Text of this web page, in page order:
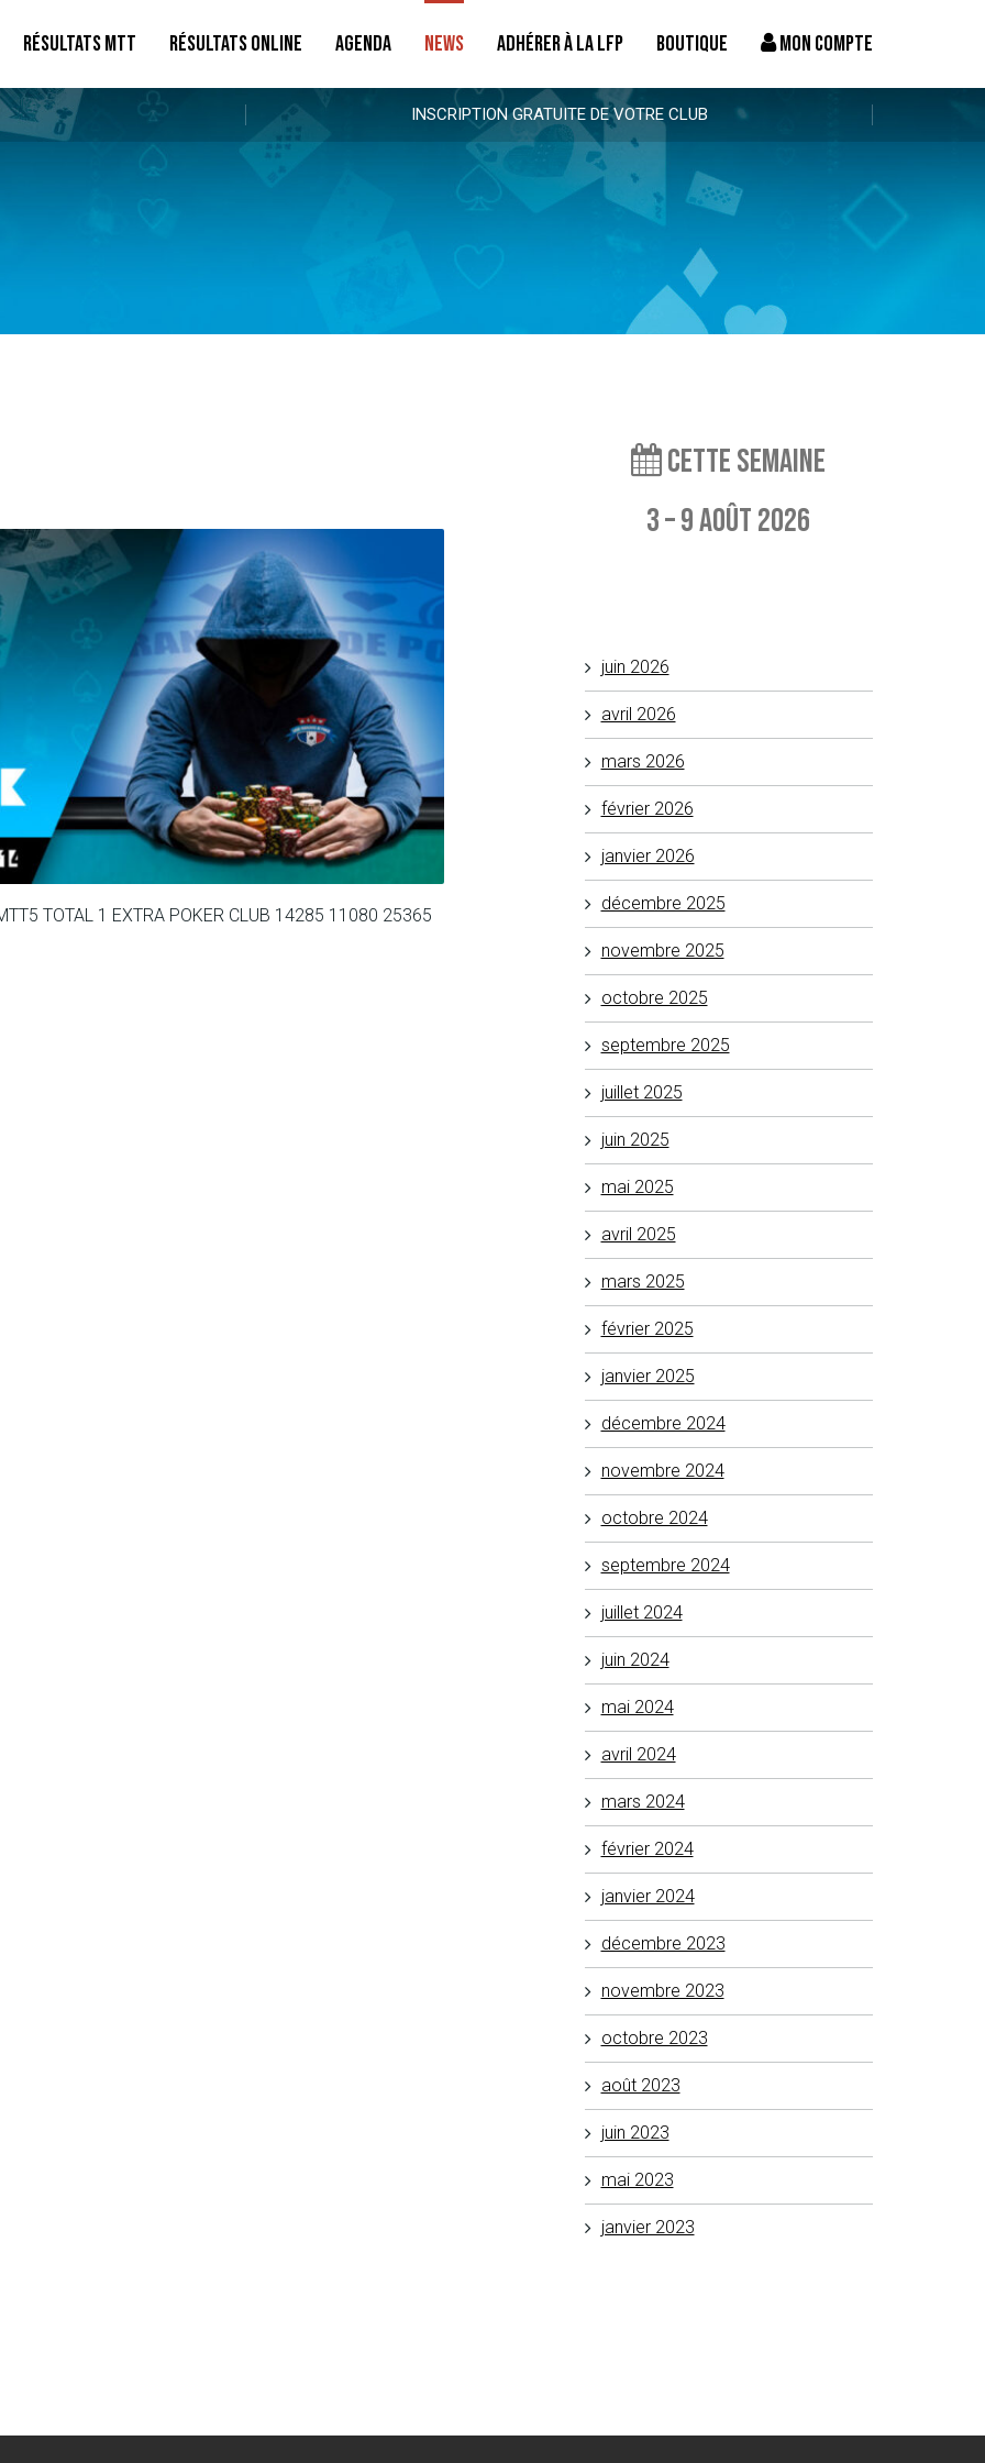
RÉSULTATS MTT RÉSULTATS ONLINE AGENDA NEWS ADHÉRER À LA LFP BOUTIQUE MON COMPTE
INSCRIPTION GRATUITE DE VOTRE CLUB
TOTAL 1 EXTRA POKER CLUB 14285 11080 25365
Cette semaine
3 – 9 août 2026
juin 2026
avril 2026
mars 2026
février 2026
janvier 2026
décembre 2025
novembre 2025
octobre 2025
septembre 2025
juillet 2025
juin 2025
mai 2025
avril 2025
mars 2025
février 2025
janvier 2025
décembre 2024
novembre 2024
octobre 2024
septembre 2024
juillet 2024
juin 2024
mai 2024
avril 2024
mars 2024
février 2024
janvier 2024
décembre 2023
novembre 2023
octobre 2023
août 2023
juin 2023
mai 2023
janvier 2023